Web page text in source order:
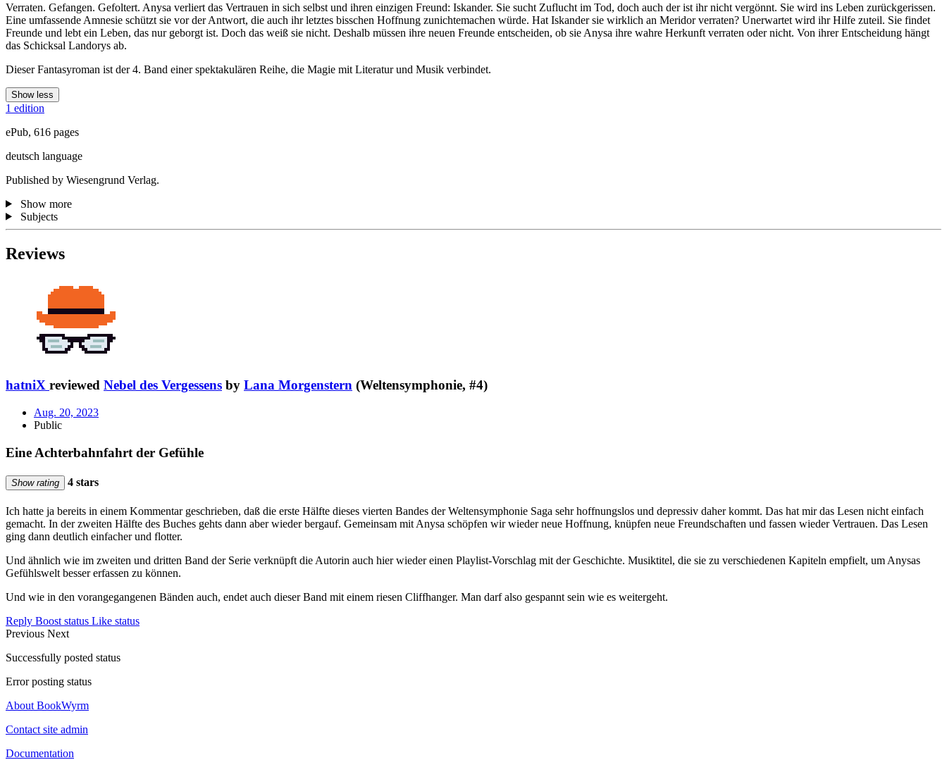
Verraten. Gefangen. Gefoltert. Anysa verliert das Vertrauen in sich selbst und ihren einzigen Freund: Iskander. Sie sucht Zuflucht im Tod, doch auch der ist ihr nicht vergönnt. Sie wird ins Leben zurückgerissen.
Eine umfassende Amnesie schützt sie vor der Antwort, die auch ihr letztes bisschen Hoffnung zunichtemachen würde. Hat Iskander sie wirklich an Meridor verraten? Unerwartet wird ihr Hilfe zuteil. Sie findet
Freunde und lebt ein Leben, das nur geborgt ist. Doch das weiß sie nicht. Deshalb müssen ihre neuen Freunde entscheiden, ob sie Anysa ihre wahre Herkunft verraten oder nicht. Von ihrer Entscheidung hängt
das Schicksal Landorys ab.
Dieser Fantasyroman ist der 4. Band einer spektakulären Reihe, die Magie mit Literatur und Musik verbindet.
Show less
1 edition
ePub, 616 pages
deutsch language
Published by Wiesengrund Verlag.
Show more
Subjects
Reviews
hatniX reviewed Nebel des Vergessens by Lana Morgenstern (Weltensymphonie, #4)
Aug. 20, 2023
Public
Eine Achterbahnfahrt der Gefühle
Show rating 4 stars
Ich hatte ja bereits in einem Kommentar geschrieben, daß die erste Hälfte dieses vierten Bandes der Weltensymphonie Saga sehr hoffnungslos und depressiv daher kommt. Das hat mir das Lesen nicht einfach
gemacht. In der zweiten Hälfte des Buches gehts dann aber wieder bergauf. Gemeinsam mit Anysa schöpfen wir wieder neue Hoffnung, knüpfen neue Freundschaften und fassen wieder Vertrauen. Das Lesen
ging dann deutlich einfacher und flotter.
Und ähnlich wie im zweiten und dritten Band der Serie verknüpft die Autorin auch hier wieder einen Playlist-Vorschlag mit der Geschichte. Musiktitel, die sie zu verschiedenen Kapiteln empfielt, um Anysas
Gefühlswelt besser erfassen zu können.
Und wie in den vorangegangenen Bänden auch, endet auch dieser Band mit einem riesen Cliffhanger. Man darf also gespannt sein wie es weitergeht.
Reply Boost status Like status
Previous Next
Successfully posted status
Error posting status
About BookWyrm
Contact site admin
Documentation